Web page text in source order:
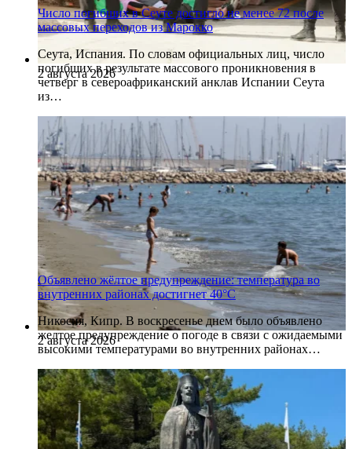
2 августа 2026
Число погибших в Сеуте достигло не менее 72 после
массовых переходов из Марокко
Сеута, Испания. По словам официальных лиц, число
погибших в результате массового проникновения в
четверг в североафриканский анклав Испании Сеута
из…
2 августа 2026
Объявлено жёлтое предупреждение: температура во
внутренних районах достигнет 40°C
Никосия, Кипр. В воскресенье днем было объявлено
желтое предупреждение о погоде в связи с ожидаемыми
высокими температурами во внутренних районах…